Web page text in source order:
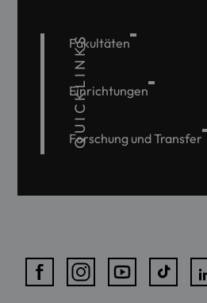
QUICKLINKS
Fakultäten
Einrichtungen
Forschung und Transfer